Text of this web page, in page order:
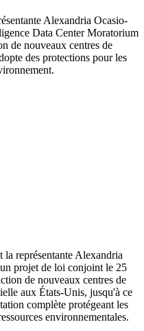
Alexandria Ocasio-
Data Center Moratorium
de nouveaux centres de
des protections pour les
représentante Alexandria
projet de loi conjoint le 25
de nouveaux centres de
aux États-Unis, jusqu'à ce
complète protégeant les
environnementales.